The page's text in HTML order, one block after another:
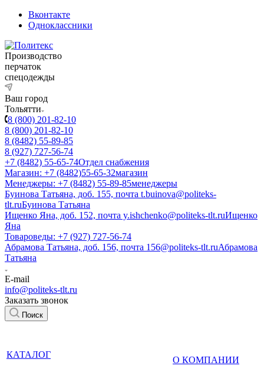
Вконтакте
Одноклассники
Производство
перчаток
спецодежды
Ваш город
Тольятти
8 (800) 201-82-10
8 (800) 201-82-10
8 (8482) 55-89-85
8 (927) 727-56-74
+7 (8482) 55-65-74Отдел снабжения
Магазин: +7 (8482)55-65-32магазин
Менеджеры: +7 (8482) 55-89-85менеджеры
Буинова Татьяна, доб. 155, почта t.buinova@politeks-
tlt.ruБуинова Татьяна
Ищенко Яна, доб. 152, почта y.ishchenko@politeks-tlt.ruИщенко
Яна
Товароведы: +7 (927) 727-56-74
Абрамова Татьяна, доб. 156, почта 156@politeks-tlt.ruАбрамова
Татьяна
E-mail
info@politeks-tlt.ru
Заказать звонок
Поиск
КАТАЛОГ
О КОМПАНИИ